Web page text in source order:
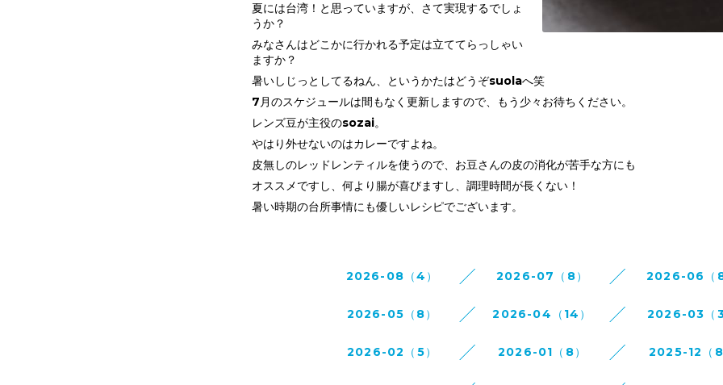
夏には台湾！と思っていますが、さて実現するでしょ
うか？
みなさんはどこかに行かれる予定は立ててらっしゃい
ますか？
暑いしじっとしてるねん、というかたはどうぞsuolaへ笑
7月のスケジュールは間もなく更新しますので、もう少々お待ちください。
レンズ豆が主役のsozai。
やはり外せないのはカレーですよね。
皮無しのレッドレンティルを使うので、お豆さんの皮の消化が苦手な方にも
オススメですし、何より腸が喜びますし、調理時間が長くない！
暑い時期の台所事情にも優しいレシピでございます。
2026-08（4） 2026-07（8） 2026-06（8
2026-05（8） 2026-04（14） 2026-03（3
2026-02（5） 2026-01（8） 2025-12（8